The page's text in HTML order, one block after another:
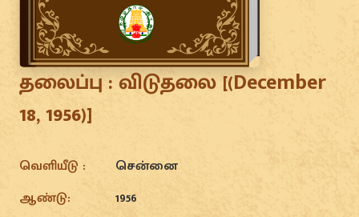
தலைப்பு :விடுதலை [(December
18, 1956)]
வெளியீடு :
சென்னை
ஆண்டு:
1956